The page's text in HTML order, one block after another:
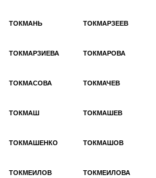
ТОКМАНЬ ТОКМАРЗЕЕВ
ТОКМАРЗИЕВА ТОКМАРОВА
ТОКМАСОВА ТОКМАЧЕВ
ТОКМАШ ТОКМАШЕВ
ТОКМАШЕНКО ТОКМАШОВ
ТОКМЕИЛОВ ТОКМЕИЛОВА